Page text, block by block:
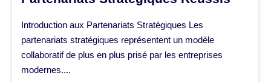
Introduction aux Partenariats Stratégiques Les
partenariats stratégiques représentent un modèle
collaboratif de plus en plus prisé par les entreprises
modernes....